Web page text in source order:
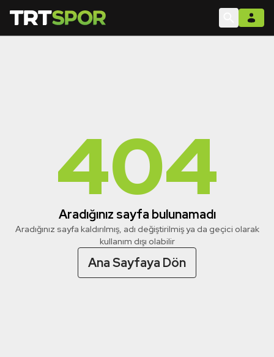
404
Aradığınız sayfa bulunamadı
Aradığınız sayfa kaldırılmış, adı değiştirilmiş ya da geçici olarak
kullanım dışı olabilir
Ana Sayfaya Dön